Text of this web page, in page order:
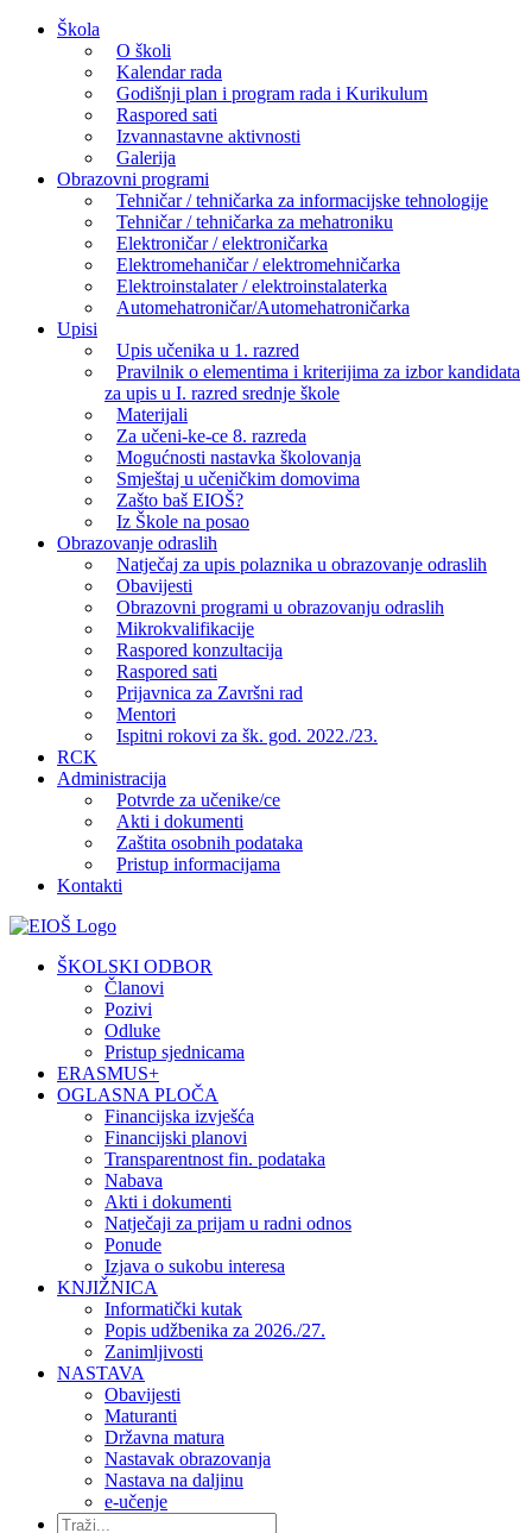
Skip
Škola
O školi
Kalendar rada
Godišnji plan i program rada i Kurikulum
Raspored sati
Izvannastavne aktivnosti
Galerija
Obrazovni programi
Tehničar / tehničarka za informacijske tehnologije
Tehničar / tehničarka za mehatroniku
Elektroničar / elektroničarka
Elektromehaničar / elektromehničarka
Elektroinstalater / elektroinstalaterka
Automehatroničar/Automehatroničarka
Upisi
Upis učenika u 1. razred
Pravilnik o elementima i kriterijima za izbor kandidata
za upis u I. razred srednje škole
Materijali
Za učeni-ke-ce 8. razreda
Mogućnosti nastavka školovanja
Smještaj u učeničkim domovima
Zašto baš EIOŠ?
Iz Škole na posao
Obrazovanje odraslih
Natječaj za upis polaznika u obrazovanje odraslih
Obavijesti
Obrazovni programi u obrazovanju odraslih
Mikrokvalifikacije
Raspored konzultacija
Raspored sati
Prijavnica za Završni rad
Mentori
Ispitni rokovi za šk. god. 2022./23.
RCK
Administracija
Potvrde za učenike/ce
Akti i dokumenti
Zaštita osobnih podataka
Pristup informacijama
Kontakti
Facebook
YouTube
X
Pinterest
ŠKOLSKI ODBOR
Članovi
Pozivi
Odluke
Pristup sjednicama
ERASMUS+
OGLASNA PLOČA
Financijska izvješća
Financijski planovi
Transparentnost fin. podataka
Nabava
Akti i dokumenti
Natječaji za prijam u radni odnos
Ponude
Izjava o sukobu interesa
KNJIŽNICA
Informatički kutak
Popis udžbenika za 2026./27.
Zanimljivosti
NASTAVA
Obavijesti
Maturanti
Državna matura
Nastavak obrazovanja
Nastava na daljinu
e-učenje
Traži...